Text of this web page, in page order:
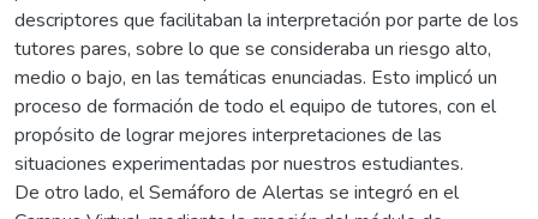
descriptores que facilitaban la interpretación por parte de los
tutores pares, sobre lo que se consideraba un riesgo alto,
medio o bajo, en las temáticas enunciadas. Esto implicó un
proceso de formación de todo el equipo de tutores, con el
propósito de lograr mejores interpretaciones de las
situaciones experimentadas por nuestros estudiantes.
De otro lado, el Semáforo de Alertas se integró en el